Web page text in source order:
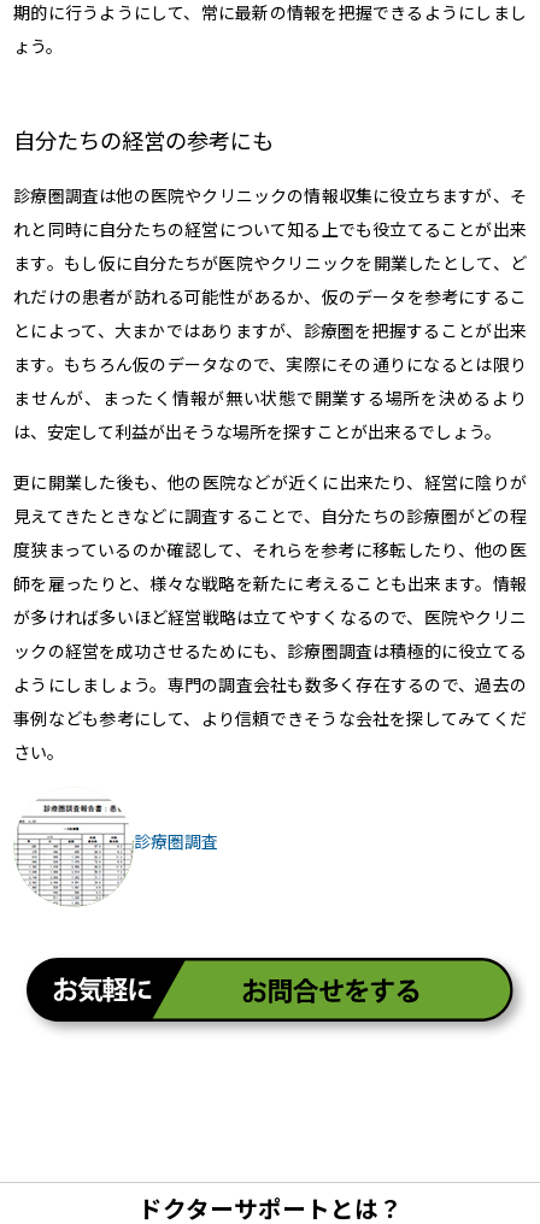
期的に行うようにして、常に最新の情報を把握できるようにしまし
ょう。
自分たちの経営の参考にも
診療圏調査は他の医院やクリニックの情報収集に役立ちますが、そ
れと同時に自分たちの経営について知る上でも役立てることが出来
ます。もし仮に自分たちが医院やクリニックを開業したとして、ど
れだけの患者が訪れる可能性があるか、仮のデータを参考にするこ
とによって、大まかではありますが、診療圏を把握することが出来
ます。もちろん仮のデータなので、実際にその通りになるとは限り
ませんが、まったく情報が無い状態で開業する場所を決めるより
は、安定して利益が出そうな場所を探すことが出来るでしょう。
更に開業した後も、他の医院などが近くに出来たり、経営に陰りが
見えてきたときなどに調査することで、自分たちの診療圏がどの程
度狭まっているのか確認して、それらを参考に移転したり、他の医
師を雇ったりと、様々な戦略を新たに考えることも出来ます。情報
が多ければ多いほど経営戦略は立てやすくなるので、医院やクリニ
ックの経営を成功させるためにも、診療圏調査は積極的に役立てる
ようにしましょう。専門の調査会社も数多く存在するので、過去の
事例なども参考にして、より信頼できそうな会社を探してみてくだ
さい。
診療圏調査
ドクターサポートとは？